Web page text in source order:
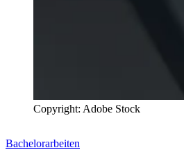
Copyright: Adobe Stock
Bachelorarbeiten